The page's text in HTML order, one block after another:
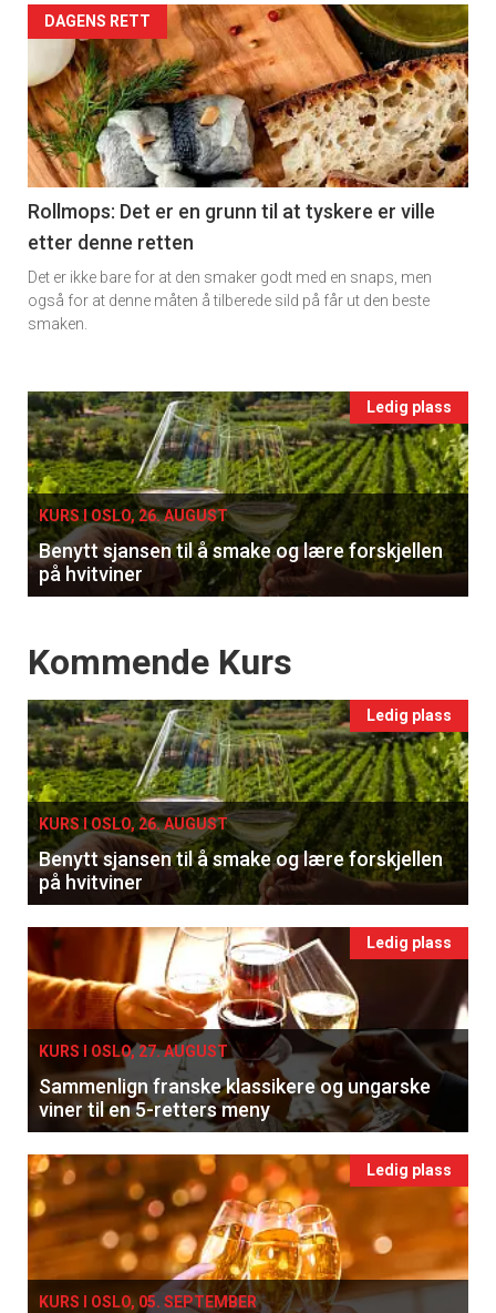
×
Få ukentlige nyhetsbrev fra
Apéritif
Vi tilbyr flere ukentlige nyhetsbrev. Du
kan fritt velge hvilke du ønsker å få
tilsendt.
Registrer deg
Artikler
detail
-
section
11
Ukens
vin
DAGENS RETT
Rollmops: Det er en grunn til at tyskere er ville
etter denne retten
Det er ikke bare for at den smaker godt med en snaps, men
også for at denne måten å tilberede sild på får ut den beste
smaken.
Events
single
Ledig plass
KURS I OSLO, 26. AUGUST
Benytt sjansen til å smake og lære forskjellen
på hvitviner
Events
Kommende Kurs
Ledig plass
KURS I OSLO, 26. AUGUST
Benytt sjansen til å smake og lære forskjellen
på hvitviner
Ledig plass
KURS I OSLO, 27. AUGUST
Sammenlign franske klassikere og ungarske
viner til en 5-retters meny
Ledig plass
KURS I OSLO, 05. SEPTEMBER